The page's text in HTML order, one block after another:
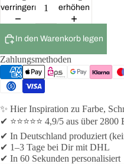
verringern
erhöhen
In den Warenkorb legen
Zahlungsmethoden
✨ Hier Inspiration zu Farbe,
✔ ⭐⭐⭐⭐⭐ 4,9/5 aus über 2800
✔ In Deutschland produziert
✔ 1–3 Tage bei Dir mit DHL
✔ In 60 Sekunden personalisiert